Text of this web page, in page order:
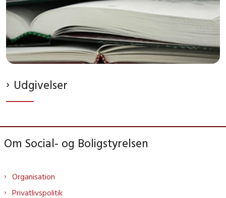
Udgivelser
Om Social- og Boligstyrelsen
Organisation
Privatlivspolitik